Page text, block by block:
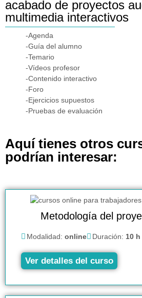
acabado de proyectos
multimedia interactivos
-Agenda
-Guía del alumno
-Temario
-Vídeos profesor
-Contenido interactivo
-Foro
-Ejercicios supuestos
-Pruebas de evaluación
Aquí tienes otros
podrían interesar:
Metodología del
Modalidad: online Duración: 10 h
Ver detalles del curso